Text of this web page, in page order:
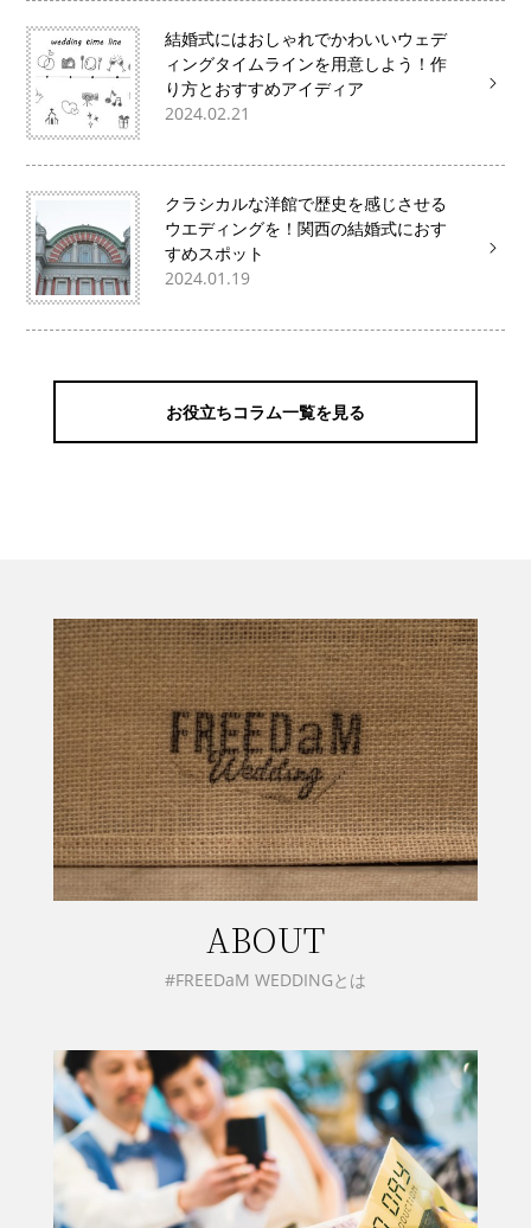
結婚式にはおしゃれでかわいいウェデ
ィングタイムラインを用意しよう！作
り方とおすすめアイディア
2024.02.21
クラシカルな洋館で歴史を感じさせる
ウエディングを！関西の結婚式におす
すめスポット
2024.01.19
お役立ちコラム一覧を見る
ABOUT
#FREEDaM WEDDINGとは